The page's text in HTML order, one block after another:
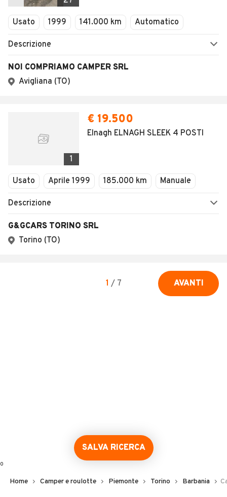
Usato 1999 141.000 km Automatico
Descrizione
NOI COMPRIAMO CAMPER SRL
Avigliana (TO)
1
€ 19.500
Elnagh ELNAGH SLEEK 4 POSTI
Usato Aprile 1999 185.000 km Manuale
Descrizione
G&GCARS TORINO SRL
Torino (TO)
1 / 7 AVANTI
SALVA RICERCA
0
Home Camper e roulotte Piemonte Torino Barbania